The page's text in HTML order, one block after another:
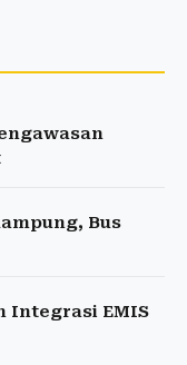
Bus
Integrasi EMIS